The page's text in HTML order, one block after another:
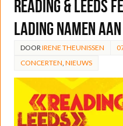
Reading &
lading namen aan
DOOR IRENE THEUNISSEN
CONCERTEN NIEUWS